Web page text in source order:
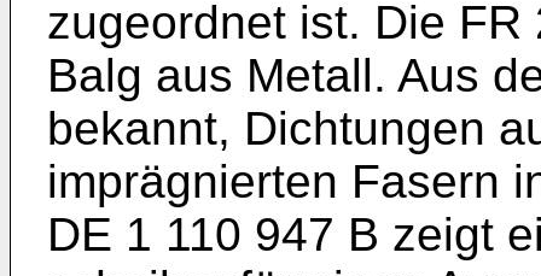
zugeordnet ist. Die FR
Balg aus Metall. Aus
bekannt, Dichtungen
imprägnierten Fasern
DE 1 110 947 B zeigt